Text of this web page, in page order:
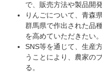
で、販売方法や製品開
りんごについて、青森
群馬県で作出された品
を高めていただきたい。
SNS等を通じて、生産
うことにより、農家の
る。